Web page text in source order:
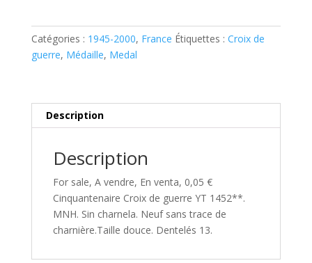
guerre
YT
Catégories : 1945-2000, France Étiquettes : Croix de
guerre, Médaille, Medal
Description
Description
For sale, A vendre, En venta, 0,05 €
Cinquantenaire Croix de guerre YT 1452**.
MNH. Sin charnela. Neuf sans trace de
charnière.Taille douce. Dentelés 13.